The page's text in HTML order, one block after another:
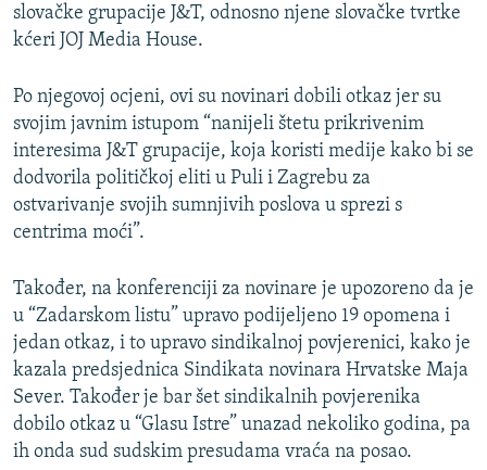
slovačke grupacije J&T, odnosno njene slovačke tvrtke
kćeri JOJ Media House.
Po njegovoj ocjeni, ovi su novinari dobili otkaz jer su
svojim javnim istupom “nanijeli štetu prikrivenim
interesima J&T grupacije, koja koristi medije kako bi se
dodvorila političkoj eliti u Puli i Zagrebu za
ostvarivanje svojih sumnjivih poslova u sprezi s
centrima moći”.
Također, na konferenciji za novinare je upozoreno da je
u “Zadarskom listu” upravo podijeljeno 19 opomena i
jedan otkaz, i to upravo sindikalnoj povjerenici, kako je
kazala predsjednica Sindikata novinara Hrvatske Maja
Sever. Također je bar šet sindikalnih povjerenika
dobilo otkaz u “Glasu Istre” unazad nekoliko godina, pa
ih onda sud sudskim presudama vraća na posao.